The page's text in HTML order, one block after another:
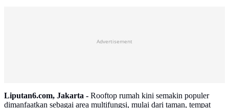
Advertisement
Liputan6.com, Jakarta - Rooftop rumah kini semakin populer
dimanfaatkan sebagai area multifungsi, mulai dari taman, tempat